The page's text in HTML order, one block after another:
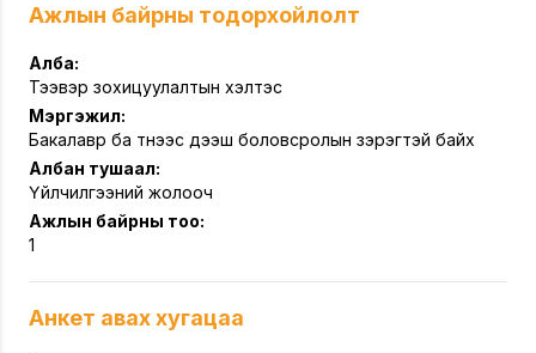
Ажлын байрны тодорхойлолт
Алба:
Тээвэр зохицуулалтын хэлтэс
Мэргэжил:
Бакалавр ба түүнээс дээш боловсролын зэрэгтэй байх
Албан тушаал:
Үйлчилгээний жолооч
Ажлын байрны тоо:
1
Анкет авах хугацаа